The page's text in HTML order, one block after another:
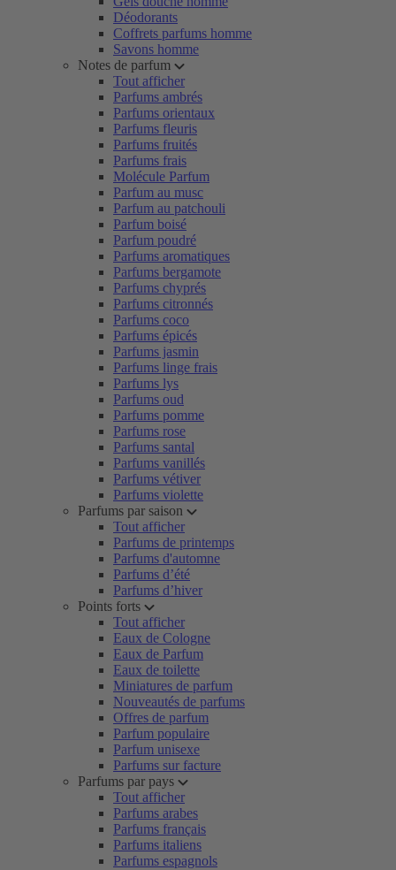
Déodorants
Coffrets parfums homme
Savons homme
Notes de parfum
Tout afficher
Parfums ambrés
Parfums orientaux
Parfums fleuris
Parfums fruités
Parfums frais
Molécule Parfum
Parfum au musc
Parfum au patchouli
Parfum boisé
Parfum poudré
Parfums aromatiques
Parfums bergamote
Parfums chyprés
Parfums citronnés
Parfums coco
Parfums épicés
Parfums jasmin
Parfums linge frais
Parfums lys
Parfums oud
Parfums pomme
Parfums rose
Parfums santal
Parfums vanillés
Parfums vétiver
Parfums violette
Parfums par saison
Tout afficher
Parfums de printemps
Parfums d'automne
Parfums d’été
Parfums d’hiver
Points forts
Tout afficher
Eaux de Cologne
Eaux de Parfum
Eaux de toilette
Miniatures de parfum
Nouveautés de parfums
Offres de parfum
Parfum populaire
Parfum unisexe
Parfums sur facture
Parfums par pays
Tout afficher
Parfums arabes
Parfums français
Parfums italiens
Parfums espagnols